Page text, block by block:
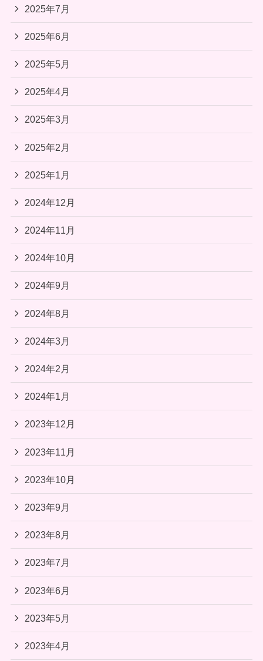
2025年7月
2025年6月
2025年5月
2025年4月
2025年3月
2025年2月
2025年1月
2024年12月
2024年11月
2024年10月
2024年9月
2024年8月
2024年3月
2024年2月
2024年1月
2023年12月
2023年11月
2023年10月
2023年9月
2023年8月
2023年7月
2023年6月
2023年5月
2023年4月